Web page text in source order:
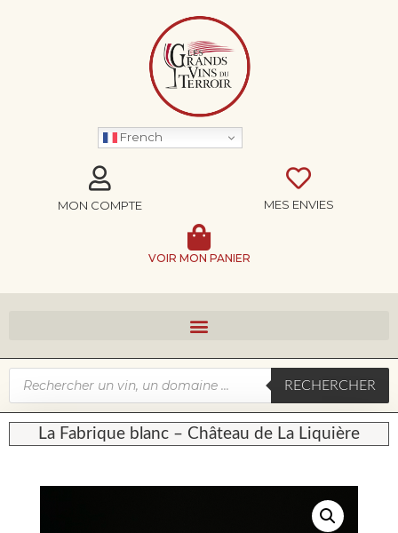
French
MON COMPTE MES ENVIES
VOIR MON PANIER
RECHERCHER
La Fabrique blanc – Château de La Liquière